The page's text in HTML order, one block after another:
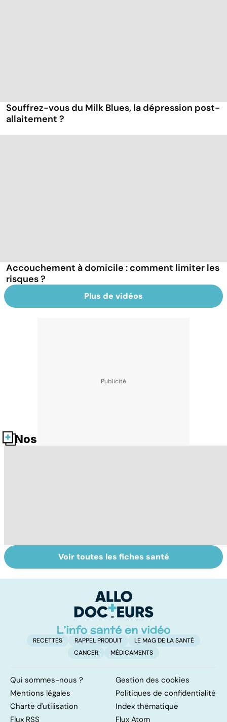
Souffrez-vous du Milk Blues, la dépression post-
allaitement ?
Accouchement à domicile : comment limiter les
risques ?
Plus de vidéos
Nos fiches santé
Tout savoir sur
les infections
Inflammation des
amygdales : que
d'angine ?
Voir toutes les fiches santé
RECETTES RAPPEL PRODUIT
LE MAG DE LA SANTÉ
CANCER
MÉDICAMENTS
Qui sommes-nous ?
Gestion des cookies
Mentions légales
Politiques de confidentialité
Charte d'utilisation
Index thématique
Flux RSS
Flux Atom